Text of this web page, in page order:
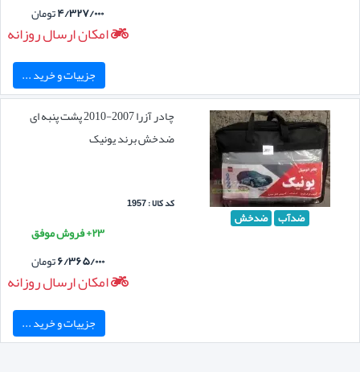
۴/۳۲۷/۰۰۰تومان
امکان ارسال روزانه
جزییات و خرید ...
ضدآب ضدخش
چادر آزرا 2007-2010 پشت پنبه ای
ضدخش برند یونیک
کد کالا : 1957
۲۳+ فروش موفق
۶/۳۶۵/۰۰۰تومان
امکان ارسال روزانه
جزییات و خرید ...